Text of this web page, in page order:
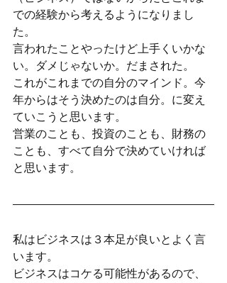
での経験から考えるようになりまし
た。
言われたことやったけど上手くいかな
い。ダメじゃないか。だまされた。
これがこれまでの自分のマインド。今
年からはそう決めたのは自分。に変え
ていこうと思います。
営業のことも、投資のことも、財務の
ことも、すべて自分で決めていければ
と思います。
私はビジネスは３本足が良いとよく言
います。
ビジネスはコケる可能性があるので、